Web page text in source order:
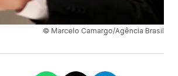
© Marcelo Camargo/Agência Brasil